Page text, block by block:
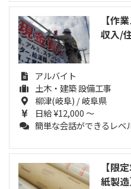
【作
収入/
アルバイト
土木・建築 設備工事
柳津(岐阜) / 岐阜県
日給 ¥12,000 ～
簡単な会話ができるレベ
【限
紙製